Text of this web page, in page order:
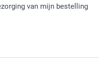
van mijn bestelling